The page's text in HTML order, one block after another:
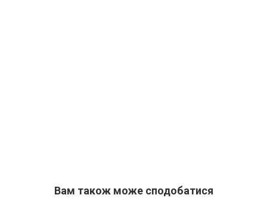
Вам також може сподобатися